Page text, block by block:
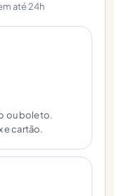
até 24h
ou boleto.
e cartão.